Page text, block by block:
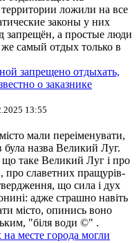
ложили на все
законы у них
запрещён, а простые люди
самый отдых только в
запрещено отдыхать,
о заказнике
13:55
мали переіменувати,
була назва Великий Луг.
що таке Великий Луг і про
про славетних пращурів-
що сила і дух
адже страшно навіть
місто, опинись воно
"біля води ©" .
месте города могли